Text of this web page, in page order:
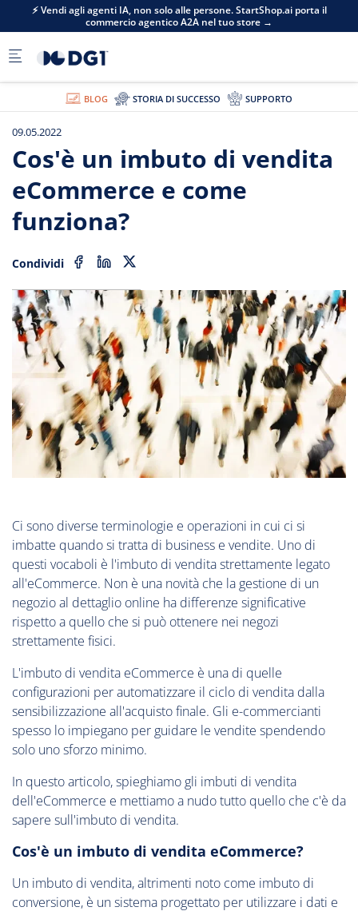
Skip to main content
⚡ Vendi agli agenti IA, non solo alle persone. StartShop.ai porta il
commercio agentico A2A nel tuo store →
BLOG STORIA DI SUCCESSO SUPPORTO
09.05.2022
Cos'è un imbuto di vendita
eCommerce e come
funziona?
Condividi
Ci sono diverse terminologie e operazioni in cui ci si
imbatte quando si tratta di business e vendite. Uno di
questi vocaboli è l'imbuto di vendita strettamente legato
all'eCommerce. Non è una novità che la gestione di un
negozio al dettaglio online ha differenze significative
rispetto a quello che si può ottenere nei negozi
strettamente fisici.
L'imbuto di vendita eCommerce è una di quelle
configurazioni per automatizzare il ciclo di vendita dalla
sensibilizzazione all'acquisto finale. Gli e-commercianti
spesso lo impiegano per guidare le vendite spendendo
solo uno sforzo minimo.
In questo articolo, spieghiamo gli imbuti di vendita
dell'eCommerce e mettiamo a nudo tutto quello che c'è da
sapere sull'imbuto di vendita.
Cos'è un imbuto di vendita eCommerce?
Un imbuto di vendita, altrimenti noto come imbuto di
conversione, è un sistema progettato per utilizzare i dati e